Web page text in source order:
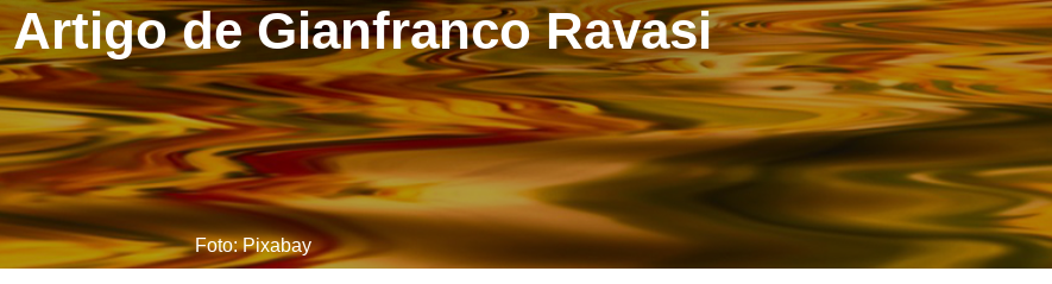
de Gianfranco Ravasi
Foto: Pixabay